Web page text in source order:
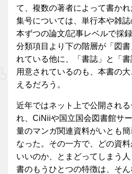
て、複数の著者によって書か
集号については、単行本や雑
本ずつの論文/記事レベルで採
分類項目より下の階層が「図
れている他に、「書誌」と「
用意されているのも、本書の
えるだろう。
近年ではネット上で公開され
れ、CiNiiや国立国会図書館サ
量のマンガ関連資料がいとも
なった。その一方で、どの資
いいのか、とまどってしまう
書のもうひとつの特徴は、そ